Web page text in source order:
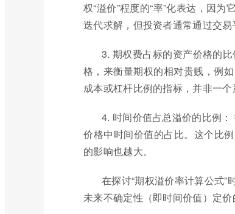
权“溢价”程度的“率”化表达，因
迭代求解，但投资者通常通过交易
3. 期权费占标的资产价格的
格，来衡量期权的相对贵贱，例
成本或杠杆比例的指标，并非一个
4. 时间价值占总溢价的比例
价格中时间价值的占比。这个比
的影响也越大。
在探讨“期权溢价率计算公式
未来不确定性（即时间价值）定价